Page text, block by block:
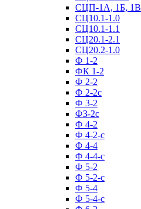
СЦП-1А, 1Б, 1В
СЦ10.1-1.0
СЦ10.1-1.1
СЦ20.1-2.1
СЦ20.2-1.0
Ф 1-2
ФК 1-2
Ф 2-2
Ф 2-2с
Ф 3-2
Ф3-2с
Ф 4-2
Ф 4-2-с
Ф 4-4
Ф 4-4-с
Ф 5-2
Ф 5-2-с
Ф 5-4
Ф 5-4-с